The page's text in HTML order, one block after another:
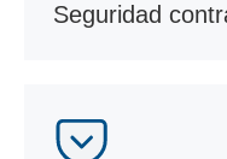
Seguridad